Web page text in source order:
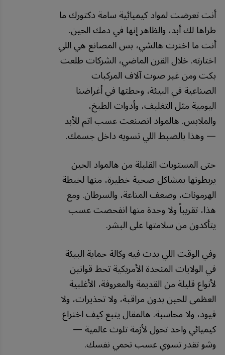
أنت تعرضت لمواد كيميائية سامة دكتورك ما
طراها لك أبد، والظاهر إنها في دمك الحين.
أنت ما اخترت هالشي، بس المصانع هي اللي
اختارته. خلال القرن الماضي، الشركات طلعت
بكت ومن غير صوت آلاف المركبات
الصناعية في البيئة، وحطتها في أغراضنا
اليومية مثل التغليف، وأدوات الطبخ،
والملابس. هالمواد انصنعت عسب اتم للأبد
— وهذا بالضبط اللي تسويه داخل جسمك.
حتى المستويات القليلة من هالمواد الحين
يربطونها بمشاكل صحية خطيرة، منها لخبطة
الهرمونات، وضعف المناعة، والسرطان. ومع
هذا، تقريباً ولا وحدة منها انفحصت عسب
يتأكدون من سلامتها على البشر.
وفي الوقت اللي بدت فيه وكالة حماية البيئة
في الولايات المتحدة الأمريكية تحط قوانين
لأنواع قليلة من القديمة والمعروفة، الأغلبية
العظمى للحين بدون مراقبة، ولا تحذيرات، ولا
قيود، ولا محاسبة. هالمقال يتبع كيف اختراع
كيميائي واحد تحول لأزمة تلوث عالمية —
وشو تقدر تسوي عسب تحمي نفسك.